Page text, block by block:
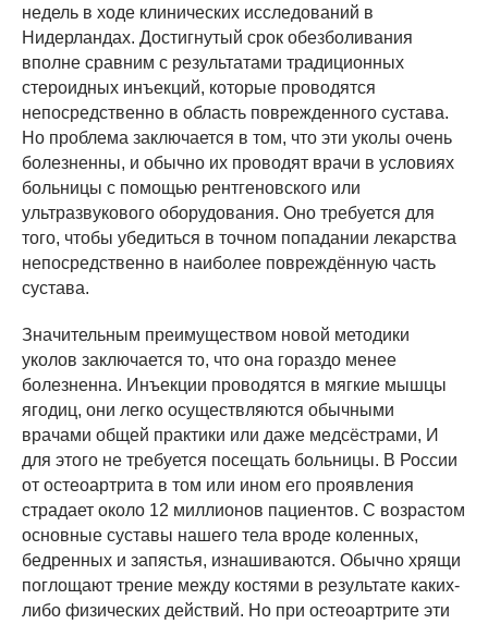
недель в ходе клинических исследований в
Нидерландах. Достигнутый срок обезболивания
вполне сравним с результатами традиционных
стероидных инъекций, которые проводятся
непосредственно в область поврежденного сустава.
Но проблема заключается в том, что эти уколы очень
болезненны, и обычно их проводят врачи в условиях
больницы с помощью рентгеновского или
ультразвукового оборудования. Оно требуется для
того, чтобы убедиться в точном попадании лекарства
непосредственно в наиболее повреждённую часть
сустава.
Значительным преимуществом новой методики
уколов заключается то, что она гораздо менее
болезненна. Инъекции проводятся в мягкие мышцы
ягодиц, они легко осуществляются обычными
врачами общей практики или даже медсёстрами, И
для этого не требуется посещать больницы. В России
от остеоартрита в том или ином его проявления
страдает около 12 миллионов пациентов. С возрастом
основные суставы нашего тела вроде коленных,
бедренных и запястья, изнашиваются. Обычно хрящи
поглощают трение между костями в результате каких-
либо физических действий. Но при остеоартрите эти